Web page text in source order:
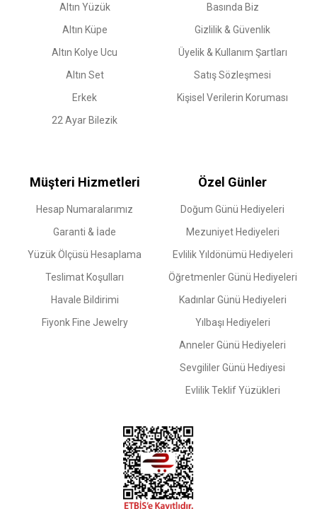
Altın Yüzük
Altın Küpe
Altın Kolye Ucu
Altın Set
Erkek
22 Ayar Bilezik
Basında Biz
Gizlilik & Güvenlik
Üyelik & Kullanım Şartları
Satış Sözleşmesi
Kişisel Verilerin Koruması
Müşteri Hizmetleri
Hesap Numaralarımız
Garanti & İade
Yüzük Ölçüsü Hesaplama
Teslimat Koşulları
Havale Bildirimi
Fiyonk Fine Jewelry
Özel Günler
Doğum Günü Hediyeleri
Mezuniyet Hediyeleri
Evlilik Yıldönümü Hediyeleri
Öğretmenler Günü Hediyeleri
Kadınlar Günü Hediyeleri
Yılbaşı Hediyeleri
Anneler Günü Hediyeleri
Sevgililer Günü Hediyesi
Evlilik Teklif Yüzükleri